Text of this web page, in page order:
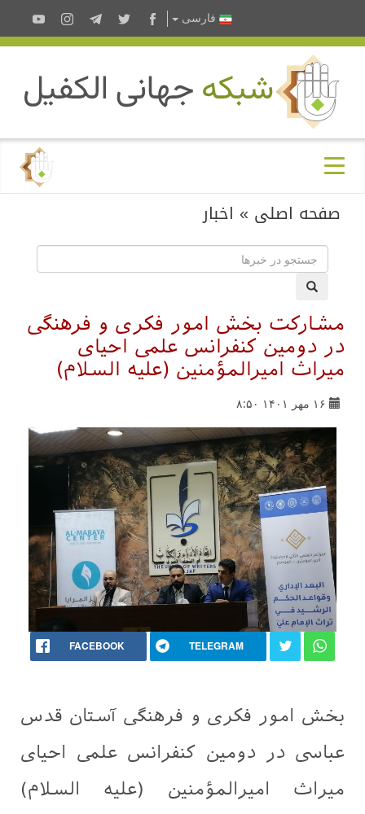
فارسى
صفحه اصلی » اخبار
مشارکت بخش امور فکری و فرهنگی
در دومین کنفرانس علمی احیای
میراث امیرالمؤمنین (علیه السلام)
۱۶ مهر ۱۴۰۱ ۸:۵۰
FACEBOOK TELEGRAM
بخش امور فکری و فرهنگی آستان قدس
عباسی در دومین کنفرانس علمی احیای
میراث امیرالمؤمنین (علیه السلام)